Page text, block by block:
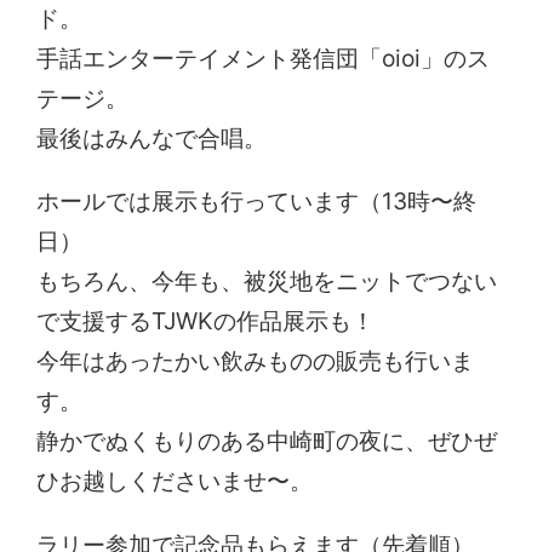
ド。
手話エンターテイメント発信団「oioi」のス
テージ。
最後はみんなで合唱。
ホールでは展示も行っています（13時〜終
日）
もちろん、今年も、被災地をニットでつない
で支援するTJWKの作品展示も！
今年はあったかい飲みものの販売も行いま
す。
静かでぬくもりのある中崎町の夜に、ぜひぜ
ひお越しくださいませ〜。
ラリー参加で記念品もらえます（先着順）